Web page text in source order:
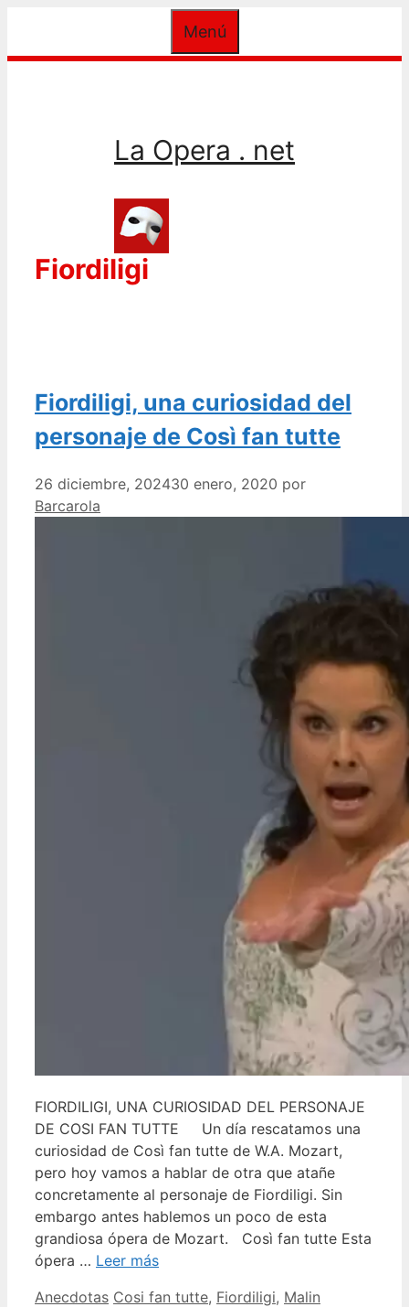
contenido
Menú
La Opera . net
Fiordiligi
Fiordiligi, una curiosidad del
personaje de Così fan tutte
26 diciembre, 202430 enero, 2020 por
Barcarola
FIORDILIGI, UNA CURIOSIDAD DEL PERSONAJE
DE COSI FAN TUTTE Un día rescatamos una
curiosidad de Così fan tutte de W.A. Mozart,
pero hoy vamos a hablar de otra que atañe
concretamente al personaje de Fiordiligi. Sin
embargo antes hablemos un poco de esta
grandiosa ópera de Mozart. Così fan tutte Esta
ópera … Leer más
Categorías
Anecdotas Etiquetas
Cosi fan tutte, Fiordiligi, Malin